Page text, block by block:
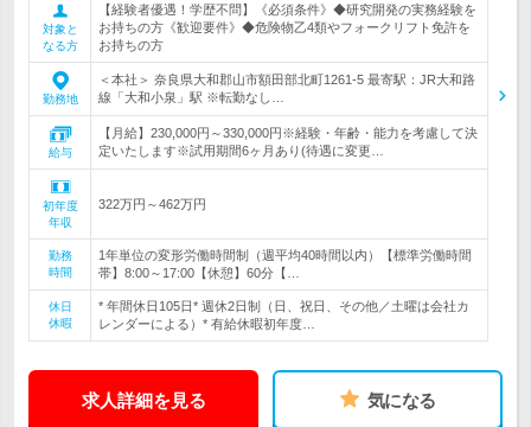
対象と
なる方
【経験者優遇！学歴不問】《必須条件》◆研究開発の実務経験を
お持ちの方《歓迎要件》◆危険物乙4類やフォークリフト免許を
お持ちの方
勤務地
＜本社＞ 奈良県大和郡山市額田部北町1261-5 最寄駅：JR大和路
線「大和小泉」駅 ※転勤なし…
給与
【月給】230,000円～330,000円※経験・年齢・能力を考慮して決
定いたします※試用期間6ヶ月あり(待遇に変更…
初年度
年収
322万円～462万円
勤務
時間
1年単位の変形労働時間制（週平均40時間以内）【標準労働時間
帯】8:00～17:00【休憩】60分【…
休日
休暇
* 年間休日105日* 週休2日制（日、祝日、その他／土曜は会社カ
レンダーによる）* 有給休暇初年度…
求人詳細を見る 気になる